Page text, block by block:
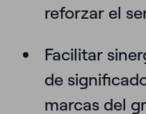
reforzar el
Facilitar
de
marcas del